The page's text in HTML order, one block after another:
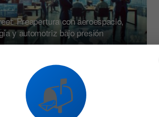
Preapertura con aeroespacio,
y automotriz bajo presión
DE 2026 659
📬